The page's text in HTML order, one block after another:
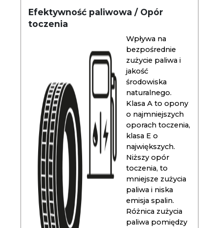
Efektywność paliwowa / Opór
toczenia
Wpływa na
bezpośrednie
zużycie paliwa i
jakość
środowiska
naturalnego.
Klasa A to opony
o najmniejszych
oporach toczenia,
klasa E o
największych.
Niższy opór
toczenia, to
mniejsze zużycia
paliwa i niska
emisja spalin.
Różnica zużycia
paliwa pomiędzy